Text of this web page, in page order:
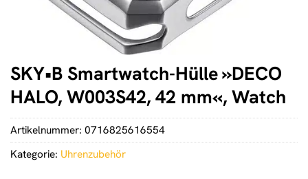
SKY•B Smartwatch-Hülle »DECO
HALO, W003S42, 42 mm«, Watch
Artikelnummer: 0716825616554
Kategorie: Uhrenzubehör